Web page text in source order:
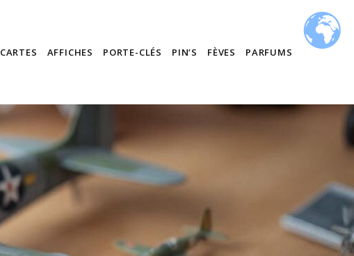
CARTES AFFICHES PORTE-CLÉS PIN’S FÈVES PARFUMS